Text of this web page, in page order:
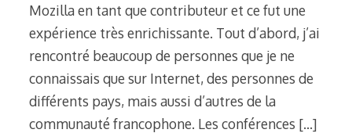
Mozilla en tant que contributeur et ce fut une
expérience très enrichissante. Tout d’abord, j’ai
rencontré beaucoup de personnes que je ne
connaissais que sur Internet, des personnes de
différents pays, mais aussi d’autres de la
communauté francophone. Les conférences […]